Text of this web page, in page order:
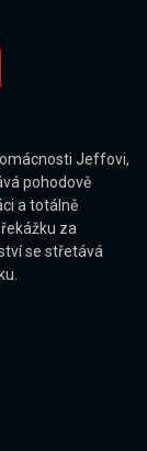
Jeffovi,
pohodově
a totálně
za
se střetává